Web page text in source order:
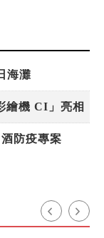
海灘
繪機 CI」亮相
防疫專案